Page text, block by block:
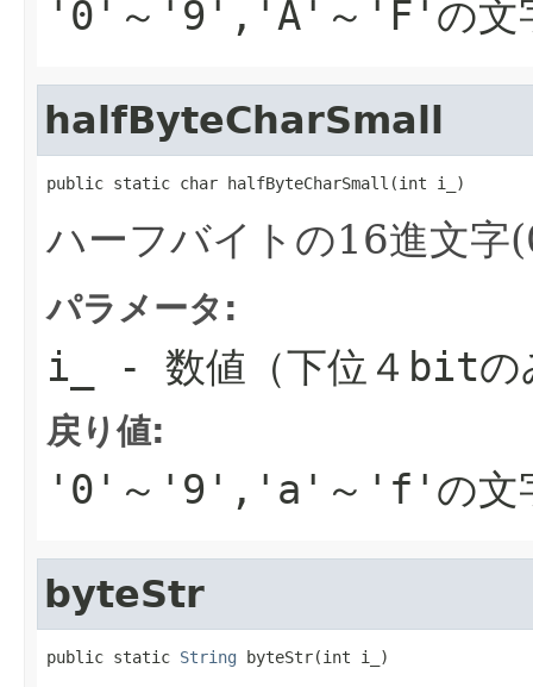
'0'～'9','A'～'F'の文
halfByteCharSmall
public static char halfByteCharSmall(int i_)
ハーフバイトの16進文
パラメータ:
i_ - 数値（下位４bitの
戻り値:
'0'～'9','a'～'f'の文
byteStr
public static String byteStr(int i_)